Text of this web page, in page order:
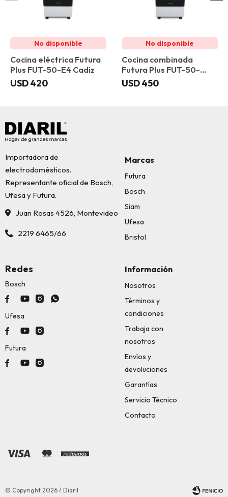
Cocina eléctrica Futura
Plus FUT-50-E4 Cadiz
USD420
Cocina combinada
Futura Plus FUT-50-
C31B Girona
USD450
Importadora de
electrodomésticos.
Representante oficial de Bosch,
Ufesa y Futura.
Juan Rosas 4526, Montevideo
2219 6465/66
Marcas
Futura
Bosch
Siam
Ufesa
Bristol
Información
Nosotros
Términos y
condiciones
Trabaja con
nosotros
Envíos y
devoluciones
Garantías
Servicio Técnico
Contacto
Redes
Bosch
   
Ufesa
  
Futura
  
© Copyright 2026 / Diaril